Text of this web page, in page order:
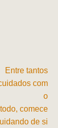
Entre tantos
com
o
todo, comece
de si